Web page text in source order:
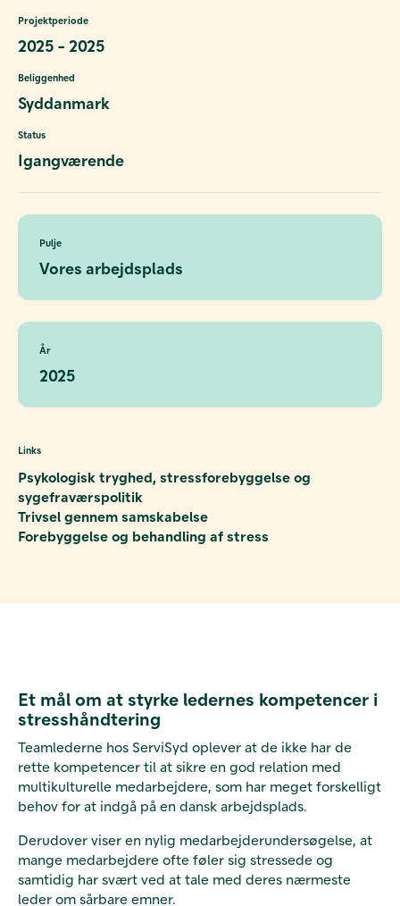
Projektperiode
2025 - 2025
Beliggenhed
Syddanmark
Status
Igangværende
Pulje
Vores arbejdsplads
År
2025
Links
Psykologisk tryghed, stressforebyggelse og
sygefraværspolitik
Trivsel gennem samskabelse
Forebyggelse og behandling af stress
Et mål om at styrke ledernes kompetencer i
stresshåndtering
Teamlederne hos ServiSyd oplever at de ikke har de
rette kompetencer til at sikre en god relation med
multikulturelle medarbejdere, som har meget forskelligt
behov for at indgå på en dansk arbejdsplads.
Derudover viser en nylig medarbejderundersøgelse, at
mange medarbejdere ofte føler sig stressede og
samtidig har svært ved at tale med deres nærmeste
leder om sårbare emner.